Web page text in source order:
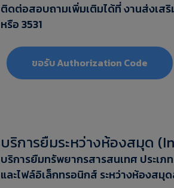
ติดต่อสอบถามเพิ่มเติมได้ที่ งานส่งเส
หรือ 3531
ขอรับ Authorization Code
บริการยืมระหว่างห้องสมุด
บริการยืมทรัพยากรสารสนเทศ ประเ
และไฟล์อิเล็กทรอนิกส์ ระหว่างห้องส